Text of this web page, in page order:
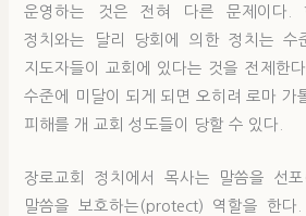
운영하는 것은 전혀 다른 문제이다.
정치와는 달리 당회에 의한 정치는 수
지도자들이 교회에 있다는 것을 전제한
수준에 미달이 되게 되면 오히려 로마 가
피해를 개 교회 성도들이 당할 수 있다.
장로교회 정치에서 목사는 말씀을 선
말씀을 보호하는(protect) 역할을 한다